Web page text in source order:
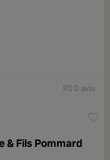
0 avis
& Fils Pommard